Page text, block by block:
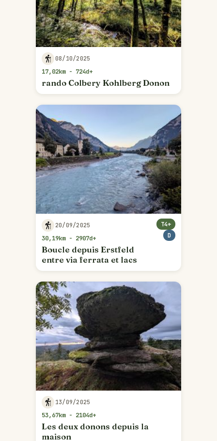
08/10/2025
17,02km - 724d+
rando Colbery Kohlberg Donon
20/09/2025
30,19km - 2907d+
Boucle depuis Erstfeld
entre via ferrata et lacs
T4+
D
13/09/2025
53,67km - 2104d+
Les deux donons depuis la
maison